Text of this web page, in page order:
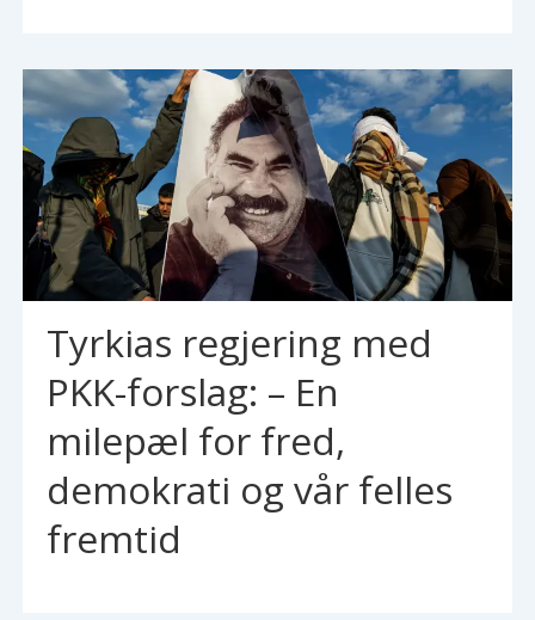
Tyrkias regjering med
PKK-forslag: – En
milepæl for fred,
demokrati og vår felles
fremtid